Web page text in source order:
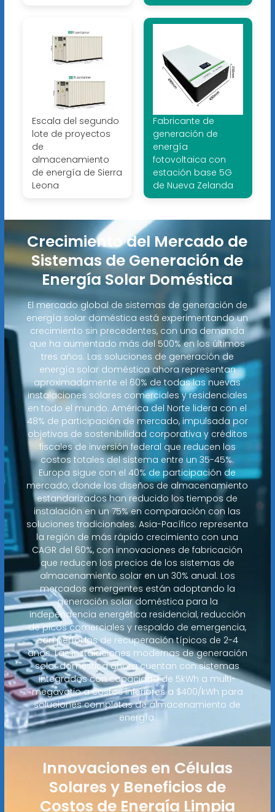
Escala del segundo
lote de proyectos
de
almacenamiento
de energía de Sierra
Leona
Fabricante de
generación de
energía
fotovoltaica con
estación base 5G
de Nueva Zelanda
Crecimiento del Mercado de
Sistemas de Generación de
Energía Solar Doméstica
El mercado global de sistemas de generación de
energía solar doméstica está experimentando un
crecimiento sin precedentes, con una demanda
que ha aumentado más del 500% en los últimos
tres años. Las soluciones de generación de
energía solar doméstica ahora representan
aproximadamente el 60% de todas las nuevas
instalaciones solares comerciales y residenciales
en todo el mundo. América del Norte lidera con el
48% de participación de mercado, impulsada por
objetivos de sostenibilidad corporativa y créditos
fiscales de inversión federal que reducen los
costos totales del sistema entre un 35-45%.
Europa sigue con el 40% de participación de
mercado, donde los diseños de almacenamiento
estandarizados han reducido los tiempos de
instalación en un 75% en comparación con las
soluciones tradicionales. Asia-Pacífico representa
la región de más rápido crecimiento con una
CAGR del 60%, con innovaciones de fabricación
que reducen los precios de los sistemas de
almacenamiento solar en un 30% anual. Los
mercados emergentes están adoptando la
generación solar doméstica para la
independencia energética residencial, reducción
de picos comerciales y respaldo de emergencia,
con períodos de recuperación típicos de 2-4
años. Las instalaciones modernas de generación
solar doméstica ahora cuentan con sistemas
integrados con capacidad de 5kWh a multi-
megavatio a costos inferiores a $400/kWh para
soluciones completas de almacenamiento de
energía.
Innovaciones en Células
Solares y Beneficios de
Costos de Energía Limpia